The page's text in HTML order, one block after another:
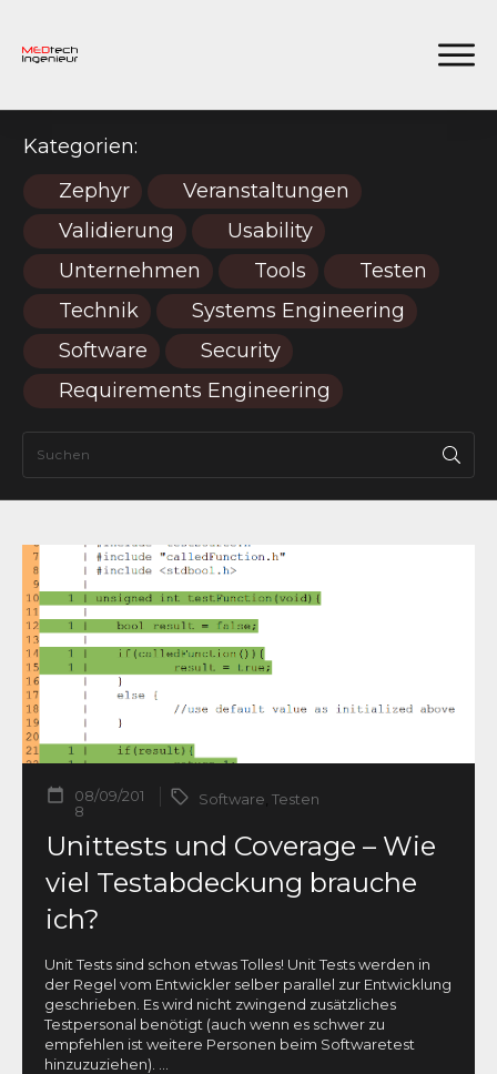
Kategorien:
Zephyr
Veranstaltungen
Validierung
Usability
Unternehmen
Tools
Testen
Technik
Systems Engineering
Software
Security
Requirements Engineering
08/09/201
8
Software Testen
Unittests und Coverage – Wie
viel Testabdeckung brauche
ich?
Unit Tests sind schon etwas Tolles! Unit Tests werden in
der Regel vom Entwickler selber parallel zur Entwicklung
geschrieben. Es wird nicht zwingend zusätzliches
Testpersonal benötigt (auch wenn es schwer zu
empfehlen ist weitere Personen beim Softwaretest
hinzuzuziehen).